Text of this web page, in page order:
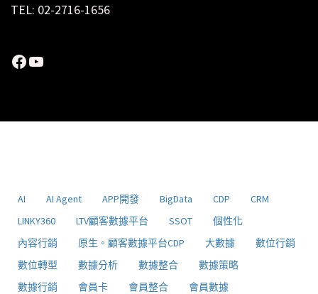
TEL: 02-2716-1656
Facebook
YouTube
AI AI Agent APP開發 BigData CDP
CRM
LINKY360
LTV顧客數據平台 SSOT
個性化
內容行銷
原生。顧客數據平台CDP 大數據
數位行銷
數位轉型
數據分析 數據整合
數據策略
數據行銷
會員卡 會員整合 會員數據